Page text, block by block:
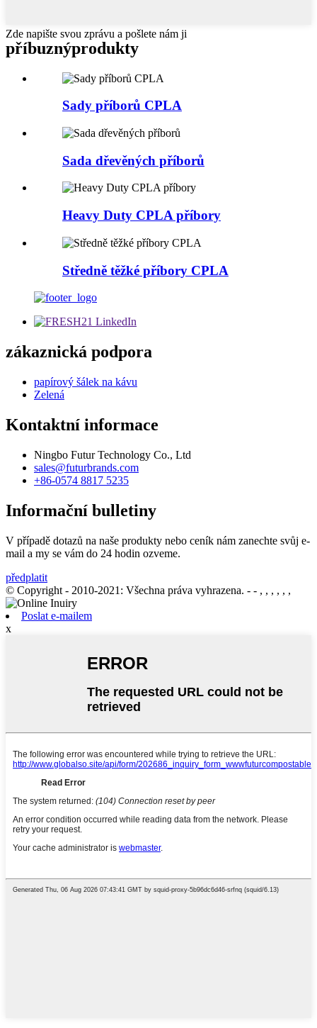
Zde napište svou zprávu a pošlete nám ji
příbuznýprodukty
Sady příborů CPLA
Sada dřevěných příborů
Heavy Duty CPLA příbory
Středně těžké příbory CPLA
zákaznická podpora
papírový šálek na kávu
Zelená
Kontaktní informace
Ningbo Futur Technology Co., Ltd
sales@futurbrands.com
+86-0574 8817 5235
Informační bulletiny
V případě dotazů na naše produkty nebo ceník nám zanechte svůj e-
mail a my se vám do 24 hodin ozveme.
předplatit
© Copyright - 2010-2021: Všechna práva vyhrazena. - - , , , , , ,
Poslat e-mailem
x